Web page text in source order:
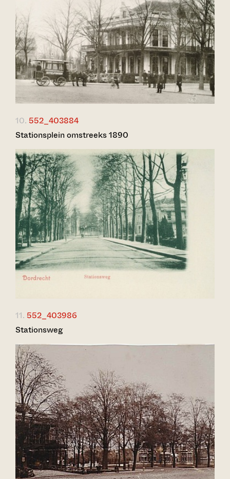
10. 552_403884
Stationsplein omstreeks 1890
11. 552_403986
Stationsweg